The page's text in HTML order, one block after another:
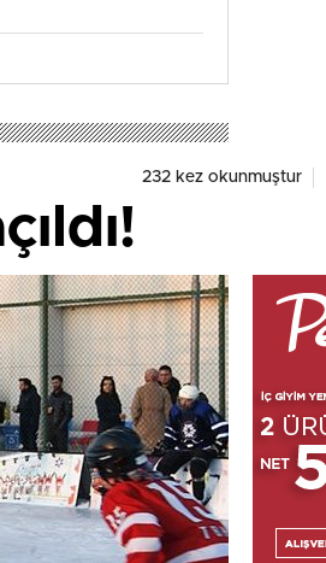
232 kez okunmuştur